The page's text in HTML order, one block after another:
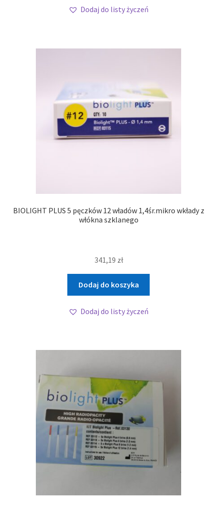
Dodaj do listy życzeń
BIOLIGHT PLUS 5 pęczków 12 władów 1,4śr.mikro wkłady z
włókna szklanego
341,19 zł
Dodaj do koszyka
Dodaj do listy życzeń